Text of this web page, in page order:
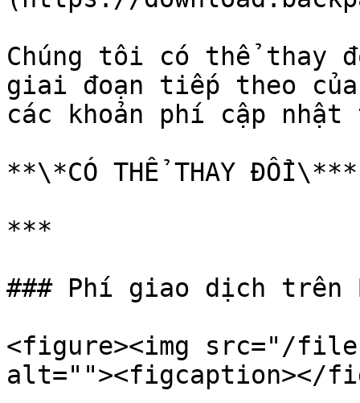
Chúng tôi có thể thay
giai đoạn tiếp theo
các khoản phí cập
**\*CÓ THỂ THAY ĐỔI\***
***
### Phí giao dịch trên
<figure><img src="/
alt=""><figcaption></